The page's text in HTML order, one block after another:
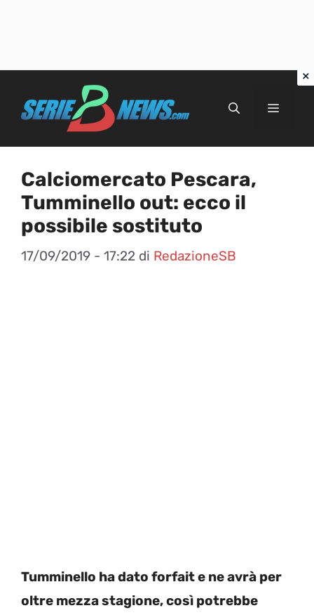
Menu
Calciomercato Pescara,
Tumminello out: ecco il
possibile sostituto
17/09/2019 - 17:22 di RedazioneSB
Tumminello ha dato forfait e ne avrà per
oltre mezza stagione, così potrebbe